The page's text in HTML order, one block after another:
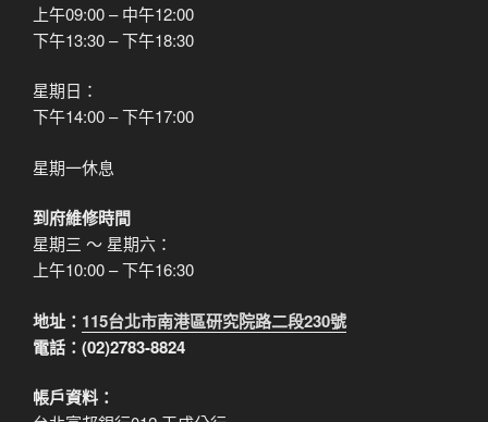
上午09:00 – 中午12:00
下午13:30 – 下午18:30
星期日：
下午14:00 – 下午17:00
星期一休息
到府維修時間
星期三 ～ 星期六：
上午10:00 – 下午16:30
地址： 115台北市南港區研究院路二段230號
電話：(02)2783-8824
帳戶資料：